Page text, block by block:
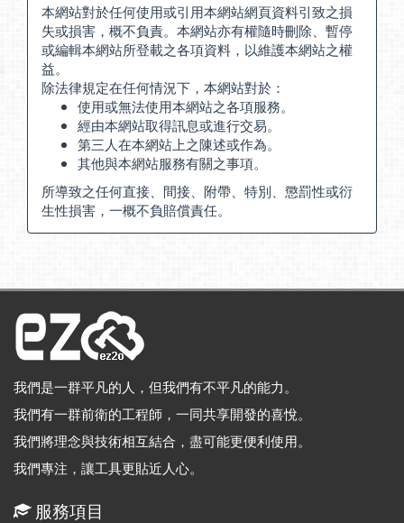
本網站對於任何使用或引用本網站網頁資料引致之損
失或損害，概不負責。本網站亦有權隨時刪除、暫停
或編輯本網站所登載之各項資料，以維護本網站之權
益。
除法律規定在任何情況下，本網站對於：
使用或無法使用本網站之各項服務。
經由本網站取得訊息或進行交易。
第三人在本網站上之陳述或作為。
其他與本網站服務有關之事項。
所導致之任何直接、間接、附帶、特別、懲罰性或衍
生性損害，一概不負賠償責任。
我們是一群平凡的人，但我們有不平凡的能力。
我們有一群前衛的工程師，一同共享開發的喜悅。
我們將理念與技術相互結合，盡可能更便利使用。
我們專注，讓工具更貼近人心。
服務項目